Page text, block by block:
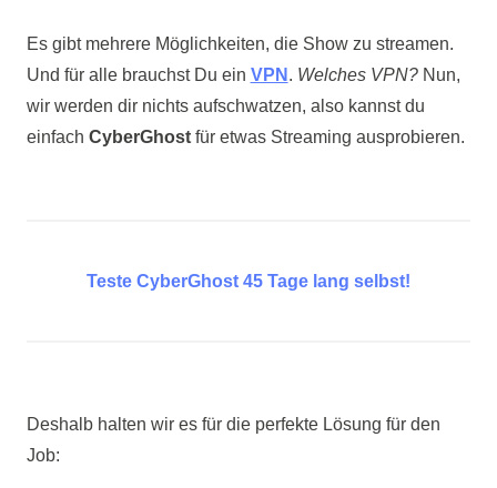
Es gibt mehrere Möglichkeiten, die Show zu streamen.
Und für alle brauchst Du ein VPN . Welches VPN?Nun,
wir werden dir nichts aufschwatzen, also kannst du
einfach CyberGhostfür etwas Streaming ausprobieren.
Teste CyberGhost 45 Tage lang selbst!
Deshalb halten wir es für die perfekte Lösung für den
Job: